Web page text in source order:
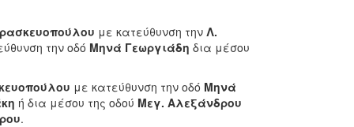
με κατεύθυνση την Λ.
την οδό Μηνά Γεωργιάδη δια μέσου
με κατεύθυνση την οδό Μηνά
ή δια μέσου της οδού Μεγ. Αλεξάνδρου
.